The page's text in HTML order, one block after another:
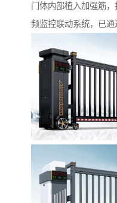
门体内部植入加强筋
频监控联动系统，已通